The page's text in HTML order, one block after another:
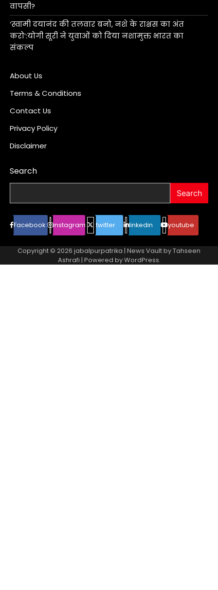
वापसी?
‘स्वामी दयानंद की तलवार बनो, नशे के राक्षस का अंत
करो’:योगी सूरी ने युवाओं को दिया नशामुक्त भारत का
संकल्प
About Us
Terms & Conditions
Contact Us
Privacy Policy
Disclaimer
Search
Search
Facebook instagram twitter linkedin youtube
Copyright © 2026 jabalpurpatrika | News Vault byTahseen
Ashrafi | Powered byWordPress.